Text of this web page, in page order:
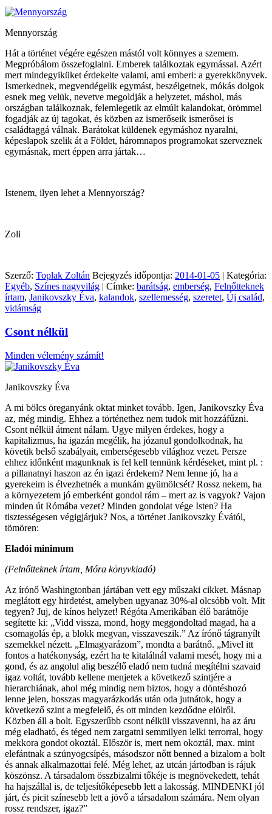
Mennyország
Hát a történet végére egészen mástól volt könnyes a szemem.
Megpróbálom összefoglalni. Emberek találkoztak egymással. Azért
mert mindegyiküket érdekelte valami, ami emberi: a gyerekkönyvek.
Ismerkednek, megvendégelik egymást, beszélgetnek, mókás dolgok
esnek meg velük, nevetve megoldják a helyzetet, máshol, más
országban találkoznak, felemlegetik az elmúlt kalandokat, örömmel
fogadják az új tagokat, és közben az ismerőseik ismerősei is
családtaggá válnak. Barátokat küldenek egymáshoz nyaralni,
képeslapok szelik át a Földet, háromnapos programokat szerveznek
egymásnak, mert éppen arra jártak…
Istenem, ilyen lehet a Mennyország?
Zoli
Szerző: Toplak Zoltán Bejegyzés időpontja: 2014-01-05 | Kategória:
Egyéb, Színes nagyvilág | Címke: barátság, emberség, Felnőtteknek
írtam, Janikovszky Éva, kalandok, szellemesség, szeretet, Új család,
vidámság
Csont nélkül
Minden vélemény számít!
Janikovszky Éva
A mi bölcs öreganyánk oktat minket tovább. Igen, Janikovszky Éva
az, még mindig. Ehhez a történethez nem tudok mit hozzáfűzni.
Csont nélkül átment nálam. Ugye milyen érdekes, hogy a
kapitalizmus, ha igazán megélik, ha józanul gondolkodnak, ha
követik belső szabályait, emberségesebb világhoz vezet. Persze
ehhez időnként magunknak is fel kell tennünk kérdéseket, mint pl. :
a pillanatnyi haszon az én igazi érdekem? Nem lenne jó, ha a
gyerekeim is élvezhetnék a munkám gyümölcsét? Rossz nekem, ha
a környezetem jó emberként gondol rám – mert az is vagyok? Vajon
minden út Rómába vezet? Minden gondolat vége Isten? Ha
tisztességesen végigjárjuk? Nos, a történet Janikovszky Évától,
tömören:
Eladói minimum
(Felnőtteknek írtam, Móra könyvkiadó)
Az írónő Washingtonban jártában vett egy műszaki cikket. Másnap
meglátott egy hirdetést, amelyben ugyanaz 30%-al olcsóbb volt. Mit
tegyen? Juj, de kínos helyzet! Régóta Amerikában élő barátnője
segítette ki: „Vidd vissza, mond, hogy meggondoltad magad, ha a
csomagolás ép, a blokk megvan, visszaveszik.” Az írónő tágranyílt
szemekkel nézett. „Elmagyarázom”, mondta a barátnő. „Mivel itt
fontos a hatékonyság, ezért ha te kitalálnál valami mesét, hogy mi a
gond, és az angolul alig beszélő eladó nem tudná megítélni szavaid
igaz voltát, tovább kellene menjetek a következő szintjére a
hierarchiának, ahol még mindig nem biztos, hogy a döntéshozó
lenne jelen, hosszas magyarázkodás után oda jutnátok, hogy a
következő szint a megfelelő, és ott minden kezdődne elölről.
Közben áll a bolt. Egyszerűbb csont nélkül visszavenni, ha az áru
még eladható, és téged nem zargatni semmilyen lelki terrorral, hogy
mekkora gondot okoztál. Először is, mert nem okoztál, max. mint
elefántnak a szúnyogcsípés, másodszor nőtt benned a bizalom a bolt
és annak alkalmazottai felé. Még lehet, az utcán jártodban is rájuk
köszönsz. A társadalom összbizalmi tőkéje is megnövekedett, tehát
ha hajszállal is, de teljesítőképesebb lett a lakosság. MINDENKI jól
járt, és picit színesebb lett a jövő a társadalom számára. Nem olyan
rossz rendszer, igaz?”